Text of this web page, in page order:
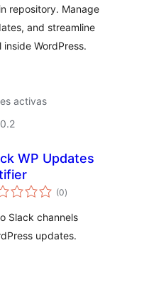
repository. Manage
and streamline
WordPress.
activas
WP Updates
(0valoraciones
en
)
Slack channels
updates.